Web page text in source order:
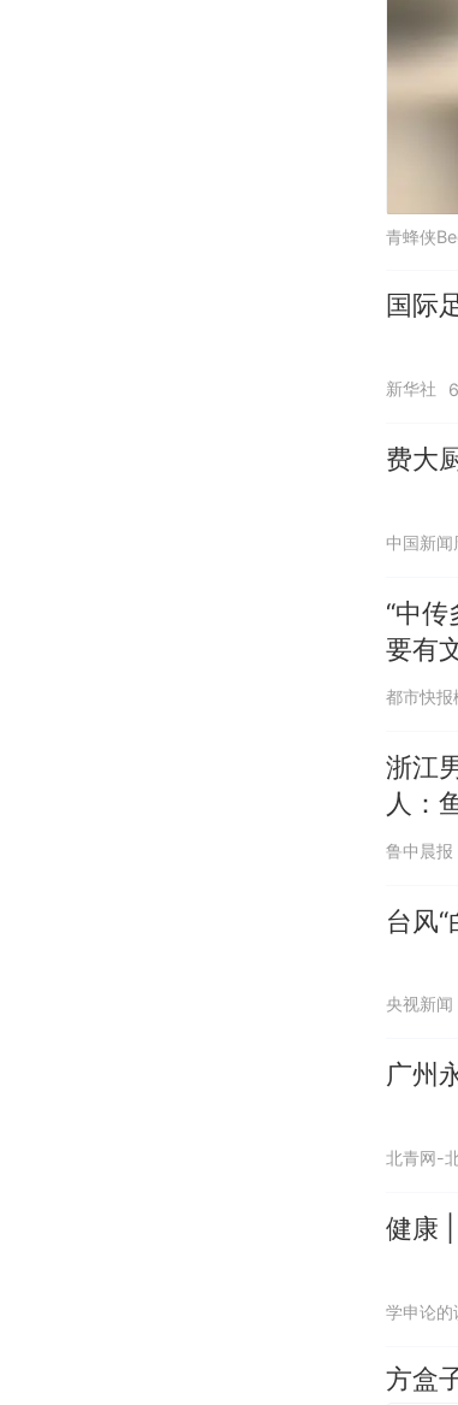
青蜂侠
国际
新华社
费大
中国新闻
“中
要有
都市快报
浙江
人：
鲁中晨报
台风
央视新闻
广州
北青网-
健康
学申论的
方盒